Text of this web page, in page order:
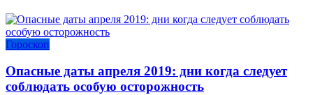
Гороскоп
Опасные даты апреля 2019: дни когда следует
соблюдать особую осторожность